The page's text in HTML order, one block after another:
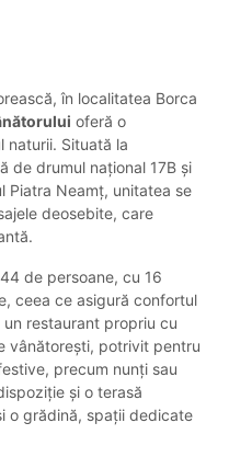
în localitatea Borca
oferă o
naturii. Situată la
de drumul național 17B și
Piatra Neamț, unitatea se
deosebite, care
de persoane, cu 16
ceea ce asigură confortul
restaurant propriu cu
vânătorești, potrivit pentru
precum nunți sau
și o terasă
o grădină, spații dedicate